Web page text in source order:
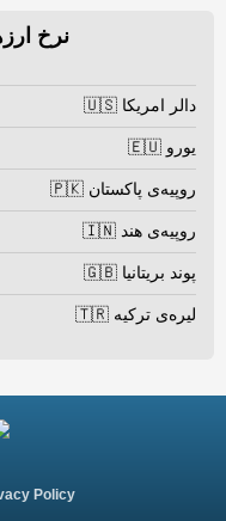
نرخ
دالر امریکا 🇺🇸
یورو 🇪🇺
روپیه‌ی پاکستان 🇵🇰
روپیه‌ی هند 🇮🇳
پوند بریتانیا 🇬🇧
لیره‌ی ترکیه 🇹🇷
Policy